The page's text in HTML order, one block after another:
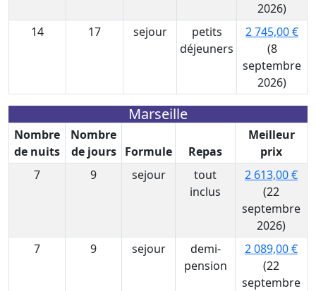
2026)
14
17 sejour
petits
déjeuners
2 745,00 €
(8
septembre
2026)
Marseille
Nombre
de nuits
Nombre
de jours
Formule Repas
Meilleur
prix
7
9 sejour
tout
inclus
2 613,00 €
(22
septembre
2026)
7
9 sejour
demi-
pension
2 089,00 €
(22
septembre